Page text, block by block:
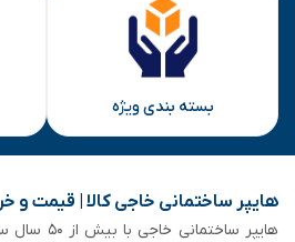
بسته بندی ویژه
هایپر ساختمانی خاجی‌ کالا | قیمت و
هایپر